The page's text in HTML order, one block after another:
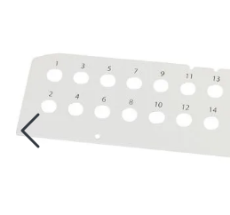
Nyheter
Om oss